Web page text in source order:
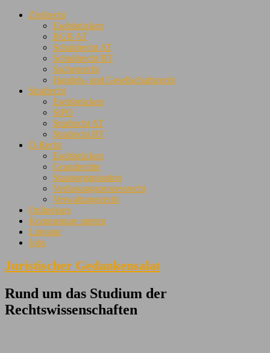
Zivilrecht
Eselsbrücken
BGB AT
Schuldrecht AT
Schuldrecht BT
Sachenrecht
Handels- und Gesellschaftsrecht
Strafrecht
Eselsbrücken
StPO
Strafrecht AT
Strafrecht BT
Ö-Recht
Eselsbrücken
Grundrechte
Staatsorganisation
Verfassungsprozessrecht
Verwaltungsrecht
Onlinekurs
Kommentare mieten
Literatur
Jobs
Juristischer Gedankensalat
Rund um das Studium der
Rechtswissenschaften